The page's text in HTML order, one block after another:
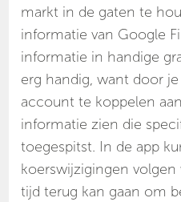
markt in de gaten te
informatie van Google
informatie in handige
erg handig, want door
account te koppelen
informatie zien die
toegespitst. In de app
koerswijzigingen
tijd terug kan gaan om